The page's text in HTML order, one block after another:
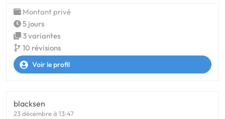
Montant privé
5 jours
3 variantes
10 révisions
Voir le profil
blacksen
23 décembre à 13:47